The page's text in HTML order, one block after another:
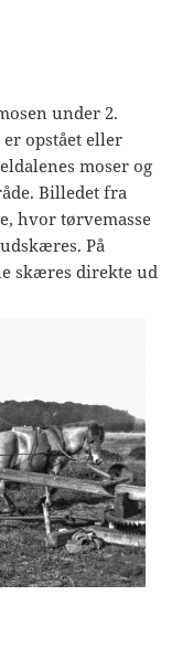
under 2.
opstået eller
moser og
Billedet fra
hvor tørvemasse
På
skæres direkte ud